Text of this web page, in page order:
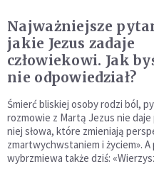
Najważniejsze
jakie Jezus zadaje
człowiekowi. Jak
nie odpowiedział?
Śmierć bliskiej osoby rodzi ból,
rozmowie z Martą Jezus nie
niej słowa, które zmieniają
zmartwychwstaniem i życiem».
wybrzmiewa także dziś: